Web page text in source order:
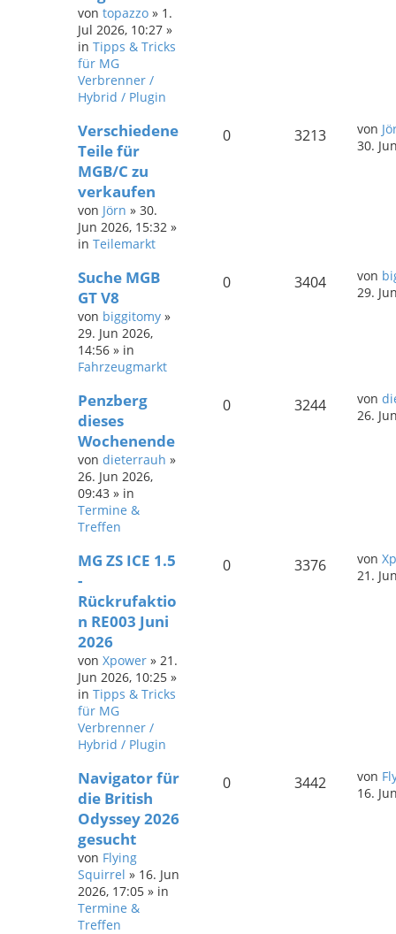
von topazzo » 1.
Jul 2026, 10:27 »
in Tipps & Tricks
für MG
Verbrenner /
Hybrid / Plugin
Verschiedene
Teile für
MGB/C zu
verkaufen
von Jörn » 30.
Jun 2026, 15:32 »
in Teilemarkt
0 3213 von
30.
Suche MGB
GT V8
von biggitomy »
29. Jun 2026,
14:56 » in
Fahrzeugmarkt
0 3404 von
29.
Penzberg
dieses
Wochenende
von dieterrauh »
26. Jun 2026,
09:43 » in
Termine &
Treffen
0 3244 von
26.
MG ZS ICE 1.5
-
Rückrufaktio
n RE003 Juni
2026
von Xpower » 21.
Jun 2026, 10:25 »
in Tipps & Tricks
für MG
Verbrenner /
Hybrid / Plugin
0 3376 von
21.
Navigator für
die British
Odyssey 2026
gesucht
von Flying
Squirrel » 16. Jun
2026, 17:05 » in
Termine &
Treffen
0 3442 von
16.